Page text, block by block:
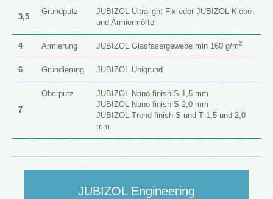
3,5
Grundputz
JUBIZOL Ultralight Fix oder JUBIZOL Klebe-
und Armiermörtel
4 Armierung JUBIZOL Glasfasergewebe min 160 g/m2
6 Grundierung JUBIZOL Unigrund
7
Oberputz
JUBIZOL Nano finish S 1,5 mm
JUBIZOL Nano finish S 2,0 mm
JUBIZOL Trend finish S und T 1,5 und 2,0
mm
JUBIZOL Engineering